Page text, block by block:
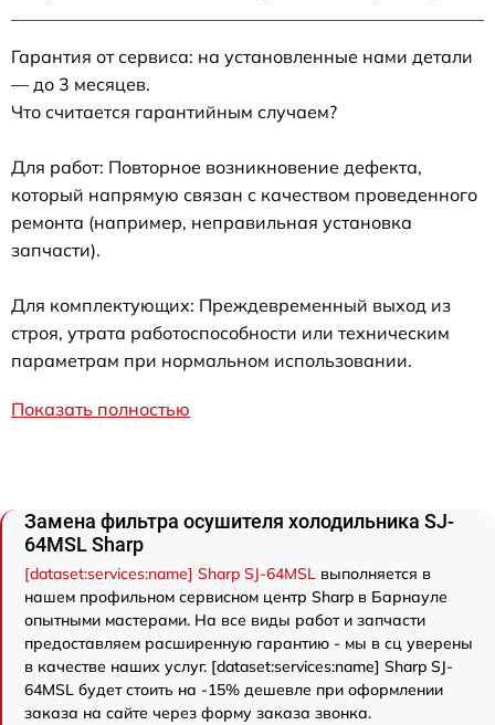
Гарантия от сервиса: на установленные нами детали
— до 3 месяцев.
Что считается гарантийным случаем?
Для работ: Повторное возникновение дефекта,
который напрямую связан с качеством проведенного
ремонта (например, неправильная установка
запчасти).
Для комплектующих: Преждевременный выход из
строя, утрата работоспособности или техническим
параметрам при нормальном использовании.
Показать полностью
Замена фильтра осушителя холодильника SJ-
64MSL Sharp
[dataset:services:name] Sharp SJ-64MSL выполняется в
нашем профильном сервисном центр Sharp в Барнауле
опытными мастерами. На все виды работ и запчасти
предоставляем расширенную гарантию - мы в сц уверены
в качестве наших услуг. [dataset:services:name] Sharp SJ-
64MSL будет стоить на -15% дешевле при оформлении
заказа на сайте через форму заказа звонка.